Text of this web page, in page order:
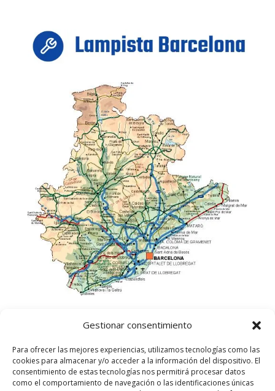
Gestionar consentimiento
Para ofrecer las mejores experiencias, utilizamos tecnologías como las
cookies para almacenar y/o acceder a la información del dispositivo. El
consentimiento de estas tecnologías nos permitirá procesar datos
como el comportamiento de navegación o las identificaciones únicas